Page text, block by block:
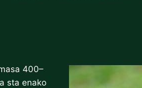
400–
sta enako